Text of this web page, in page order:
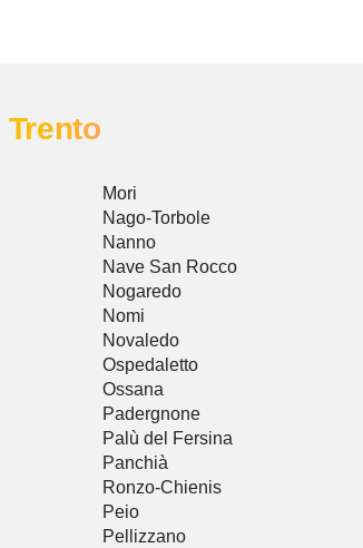
Trento
Mori
Nago-Torbole
Nanno
Nave San Rocco
Nogaredo
Nomi
Novaledo
Ospedaletto
Ossana
Padergnone
Palù del Fersina
Panchià
Ronzo-Chienis
Peio
Pellizzano